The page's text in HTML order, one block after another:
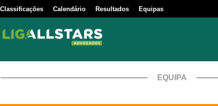
Classificações Calendário Resultados Equipas
EQUIPA